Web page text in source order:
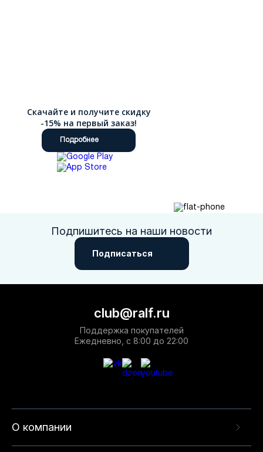
Скачайте и получите скидку
-15% на первый заказ!
Подробнее
Подпишитесь на наши новости
Подписаться
О компании
club@ralf.ru
Поддержка покупателей
Ежедневно, с 8:00 до 22:00